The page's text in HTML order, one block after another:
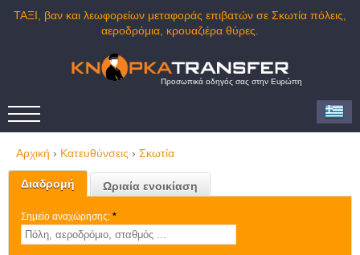
ΤΑΞΙ, βαν και λεωφορείων μεταφοράς επιβατών σε Σκωτία πόλεις,
αεροδρόμια, κρουαζιέρα θύρες.
Προσωπικά οδηγός σας στην Ευρώπη
Αρχική › Κατευθύνσεις › Σκωτία
Διαδρομή Ωριαία ενοικίαση
Σημείο αναχώρησης: *